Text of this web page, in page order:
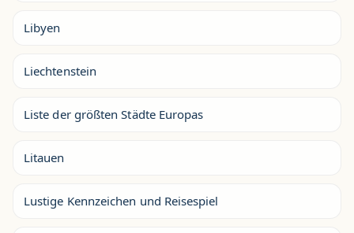
Libyen
Liechtenstein
Liste der größten Städte Europas
Litauen
Lustige Kennzeichen und Reisespiel